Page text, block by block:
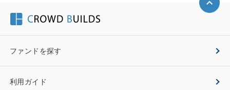
ファンドを探す
利用ガイド